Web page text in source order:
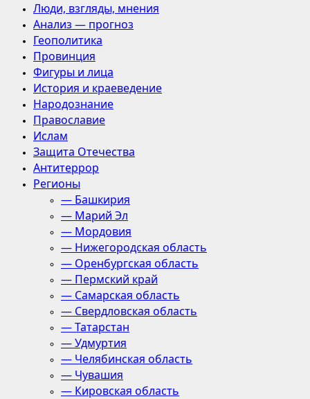
Люди, взгляды, мнения
Анализ — прогноз
Геополитика
Провинция
Фигуры и лица
История и краеведение
Народознание
Православие
Ислам
Защита Отечества
Антитеррор
Регионы
— Башкирия
— Марий Эл
— Мордовия
— Нижегородская область
— Оренбургская область
— Пермский край
— Самарская область
— Свердловская область
— Татарстан
— Удмуртия
— Челябинская область
— Чувашия
— Кировская область